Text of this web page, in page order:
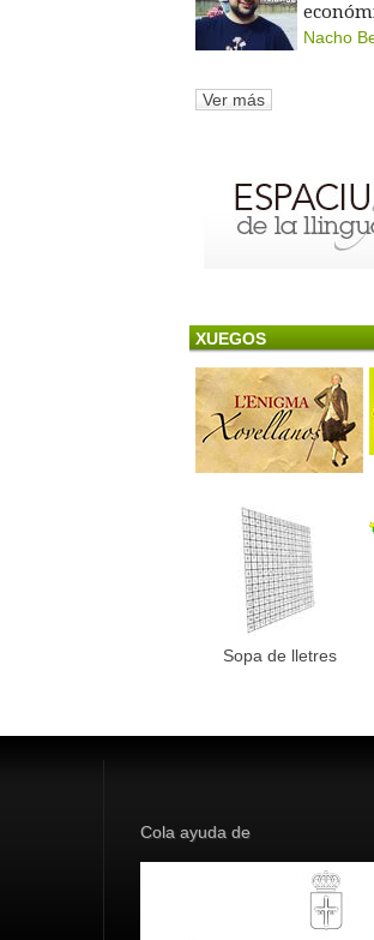
Nacho
Ver más
XUEGOS
Sopa de lletres
Cola ayuda de